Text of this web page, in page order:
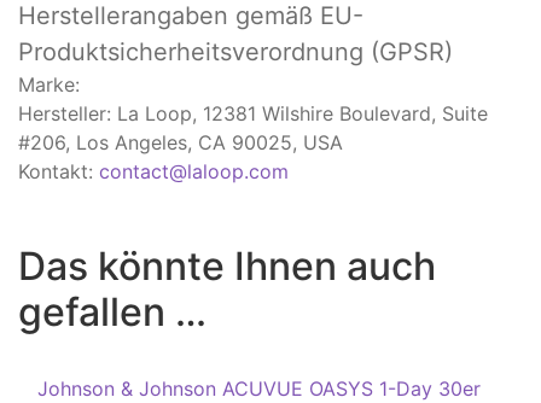
Herstellerangaben gemäß EU-
Produktsicherheitsverordnung (GPSR)
Marke:
Hersteller: La Loop, 12381 Wilshire Boulevard, Suite
#206, Los Angeles, CA 90025, USA
Kontakt: contact@laloop.com
Das könnte Ihnen auch
gefallen …
Johnson & Johnson ACUVUE OASYS 1-Day 30er